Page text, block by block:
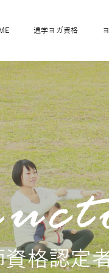
格認定
ガスタジオ概要
通学ヨガ資格
卒業生の声
ママヨガW通信
ラインヨガ詳細
マヨガ
キッズヨガ